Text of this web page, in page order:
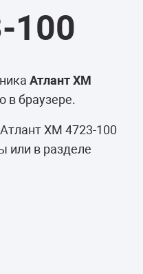
Атлант ХМ
в браузере.
ХМ 4723-100
или в разделе